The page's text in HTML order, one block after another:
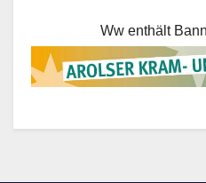
Ww enthält